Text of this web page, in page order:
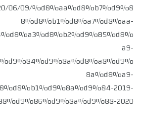
06/09/%d8%aa%d8%b7%d9%8
8%d8%b1%d8%a7%d8%aa-
a9-
8a%d8%a9-
2019-
2020/